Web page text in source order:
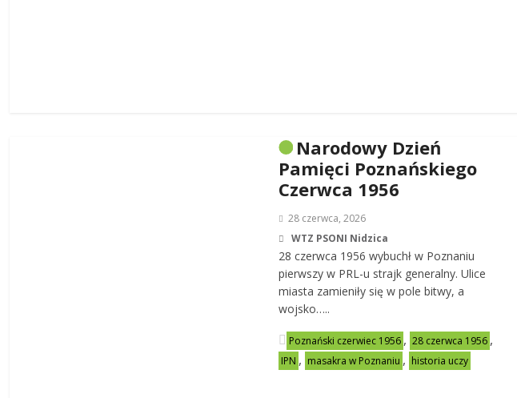
Narodowy Dzień
Pamięci Poznańskiego
Czerwca 1956
28 czerwca, 2026
WTZ PSONI Nidzica
28 czerwca 1956 wybuchł w Poznaniu
pierwszy w PRL-u strajk generalny. Ulice
miasta zamieniły się w pole bitwy, a
wojsko…..
Poznański czerwiec 1956 , 28 czerwca 1956 ,
IPN , masakra w Poznaniu , historia uczy